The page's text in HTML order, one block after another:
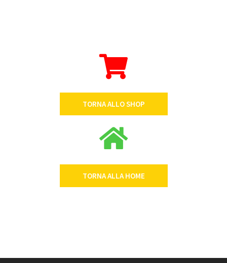
TORNA ALLO SHOP
TORNA ALLA HOME